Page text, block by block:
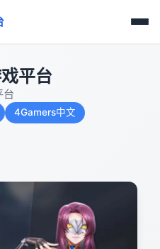
平台
台
4Gamers中文